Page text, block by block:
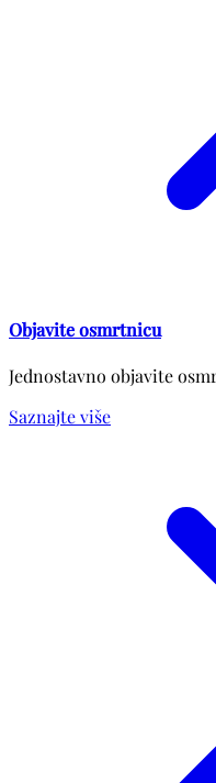
Objavite osmrtnicu
Jednostavno objavite
Saznajte više